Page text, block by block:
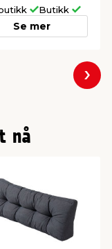
Butikk
Se mer
nå